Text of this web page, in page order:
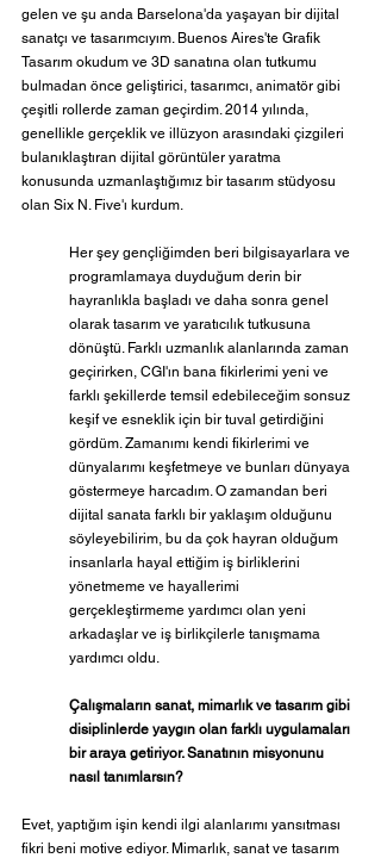
gelen ve şu anda Barselona'da yaşayan bir dijital
sanatçı ve tasarımcıyım. Buenos Aires'te Grafik
Tasarım okudum ve 3D sanatına olan tutkumu
bulmadan önce geliştirici, tasarımcı, animatör gibi
çeşitli rollerde zaman geçirdim. 2014 yılında,
genellikle gerçeklik ve illüzyon arasındaki çizgileri
bulanıklaştıran dijital görüntüler yaratma
konusunda uzmanlaştığımız bir tasarım stüdyosu
olan Six N. Five'ı kurdum.
Her şey gençliğimden beri bilgisayarlara ve
programlamaya duyduğum derin bir
hayranlıkla başladı ve daha sonra genel
olarak tasarım ve yaratıcılık tutkusuna
dönüştü. Farklı uzmanlık alanlarında zaman
geçirirken, CGI'ın bana fikirlerimi yeni ve
farklı şekillerde temsil edebileceğim sonsuz
keşif ve esneklik için bir tuval getirdiğini
gördüm. Zamanımı kendi fikirlerimi ve
dünyalarımı keşfetmeye ve bunları dünyaya
göstermeye harcadım. O zamandan beri
dijital sanata farklı bir yaklaşım olduğunu
söyleyebilirim, bu da çok hayran olduğum
insanlarla hayal ettiğim iş birliklerini
yönetmeme ve hayallerimi
gerçekleştirmeme yardımcı olan yeni
arkadaşlar ve iş birlikçilerle tanışmama
yardımcı oldu.
Çalışmaların sanat, mimarlık ve tasarım gibi
disiplinlerde yaygın olan farklı uygulamaları
bir araya getiriyor. Sanatının misyonunu
nasıl tanımlarsın?
Evet, yaptığım işin kendi ilgi alanlarımı yansıtması
fikri beni motive ediyor. Mimarlık, sanat ve tasarım